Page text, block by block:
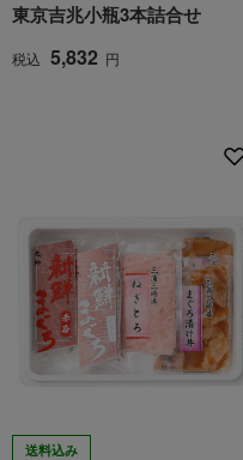
東京吉兆小瓶3本詰合せ
税込 5,832 円
送料込み